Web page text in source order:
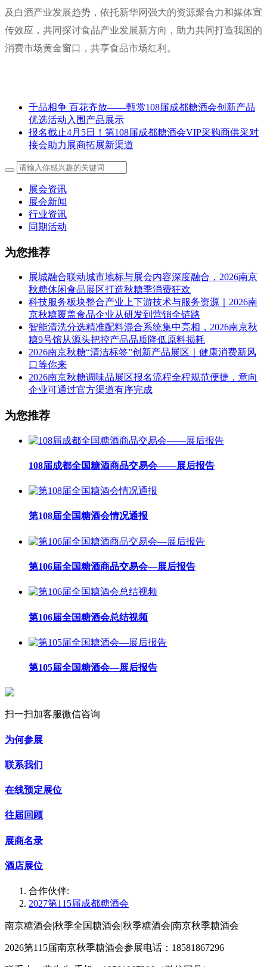
及白酒产业发展趋势，依托新华网强大的资源聚合力和媒体宣
传效应，共同探讨食品产业发展新方向，助力共同打造我国的
消费市场黄金窗口，共享食品市场红利。
千品相争 百花齐放——甄赏108届成都糖酒会创新产品
优选活动入围产品展示
报名截止4月5日！第108届成都糖酒会VIP采购商供采对
接会助力展商拓展新渠道
展会资讯
展会新闻
行业资讯
同期活动
为您推荐
展城融合联动城市地标与展会内容深度融合，2026南京
秋糖休闲食品展区打造秋糖季消费狂欢
科技服务板块整合产业上下游技术与服务资源｜2026南
京秋糖覆盖食品企业从研发到营销全链路
智能清洗分选精准配料混合系统集中亮相，2026南京秋
糖9号馆从源头把控产品品质降低原料损耗
2026南京秋糖“清洁标签”创新产品展区｜健康消费新风
口等你来
2026南京秋糖调味品展区报名流程全程规范便捷，意向
企业可通过官方渠道有序完成
为您推荐
108届成都全国糖酒商品交易会——展后报告
第108届全国糖酒会情况通报
第106届全国糖酒商品交易会—展后报告
第106届全国糖酒会总结视频
第105届全国糖酒会—展后报告
扫一扫加客服微信咨询
为何参展
联系我们
在线预定展位
往届回顾
展商名录
酒店展位
合作伙伴:
2027第115届成都糖酒会
南京糖酒会|秋季全国糖酒会|秋季糖酒会|南京秋季糖酒会
2026第115届南京秋季糖酒会参展电话：18581867296